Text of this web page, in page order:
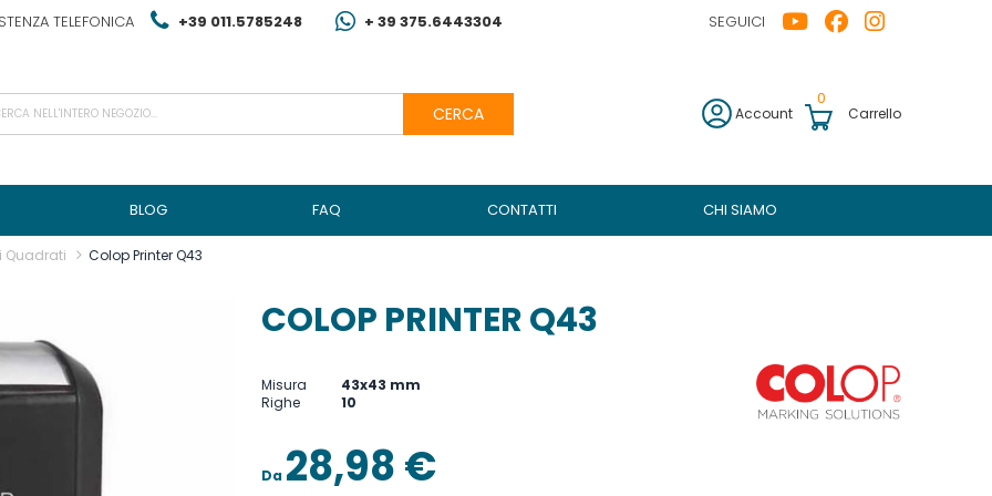
TELEFONICA +39 011.5785248 + 39 375.6443304 SEGUICI
CERCA Account Carrello
0
BLOG FAQ CONTATTI CHI SIAMO
Quadrati Colop Printer Q43
COLOP PRINTER Q43
Misura
43x43 mm
Righe
10
Da 28,98 €